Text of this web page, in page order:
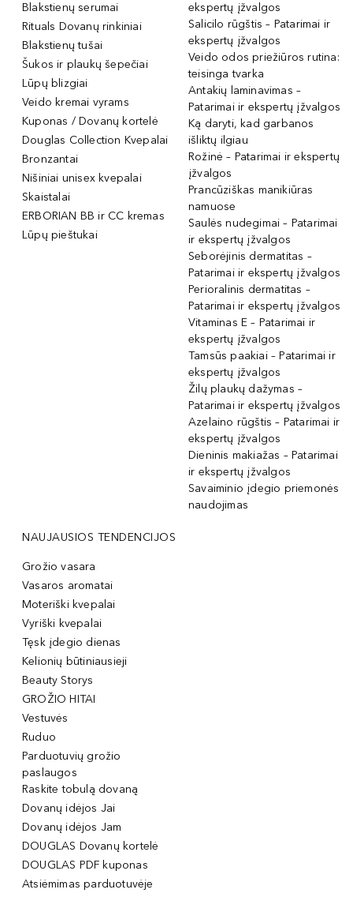
Blakstienų serumai
Rituals Dovanų rinkiniai
Blakstienų tušai
Šukos ir plaukų šepečiai
Lūpų blizgiai
Veido kremai vyrams
Kuponas / Dovanų kortelė
Douglas Collection Kvepalai
Bronzantai
Nišiniai unisex kvepalai
Skaistalai
ERBORIAN BB ir CC kremas
Lūpų pieštukai
ekspertų įžvalgos
Salicilo rūgštis – Patarimai ir
ekspertų įžvalgos
Veido odos priežiūros rutina:
teisinga tvarka
Antakių laminavimas –
Patarimai ir ekspertų įžvalgos
Ką daryti, kad garbanos
išliktų ilgiau
Rožinė – Patarimai ir ekspertų
įžvalgos
Prancūziškas manikiūras
namuose
Saulės nudegimai – Patarimai
ir ekspertų įžvalgos
Seborėjinis dermatitas –
Patarimai ir ekspertų įžvalgos
Perioralinis dermatitas –
Patarimai ir ekspertų įžvalgos
Vitaminas E – Patarimai ir
ekspertų įžvalgos
Tamsūs paakiai – Patarimai ir
ekspertų įžvalgos
Žilų plaukų dažymas –
Patarimai ir ekspertų įžvalgos
Azelaino rūgštis – Patarimai ir
ekspertų įžvalgos
Dieninis makiažas – Patarimai
ir ekspertų įžvalgos
Savaiminio įdegio priemonės
naudojimas
NAUJAUSIOS TENDENCIJOS
Grožio vasara
Vasaros aromatai
Moteriški kvepalai
Vyriški kvepalai
Tęsk įdegio dienas
Kelionių būtiniausieji
Beauty Storys
GROŽIO HITAI
Vestuvės
Ruduo
Parduotuvių grožio
paslaugos
Raskite tobulą dovaną
Dovanų idėjos Jai
Dovanų idėjos Jam
DOUGLAS Dovanų kortelė
DOUGLAS PDF kuponas
Atsiėmimas parduotuvėje